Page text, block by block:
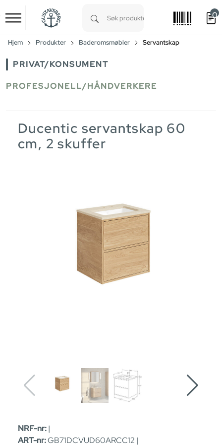
Skip to main content
0
Hjem Produkter Baderomsmøbler Servantskap
PRIVAT/KONSUMENT
PROFESJONELL/HÅNDVERKERE
Ducentic servantskap 60
cm, 2 skuffer
NRF-nr:|
ART-nr:GB71DCVUD60ARCC12 |